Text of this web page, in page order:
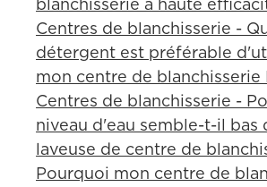
blanchisserie à haute
Centres de blanchisserie -
détergent est préférable
mon centre de blanchisserie
Centres de blanchisserie -
niveau d'eau semble-t-il bas
laveuse de centre de
Pourquoi mon centre de